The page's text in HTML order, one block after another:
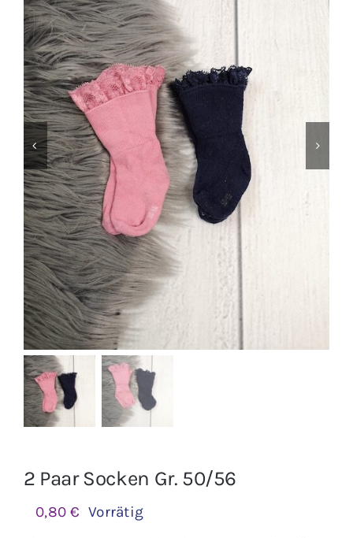
Jungen
Mädchen
Accesoires
Schuhe / Socken
Spielzeug
Babyausstattung
Krims Krams
2 Paar Socken Gr. 50/56
0,80€ Vorrätig